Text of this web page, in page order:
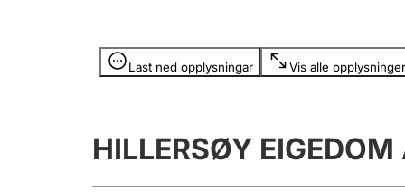
Last ned opplysningar Vis alle opplysninger
Opplysninger er skjult
HILLERSØY EIGEDOM